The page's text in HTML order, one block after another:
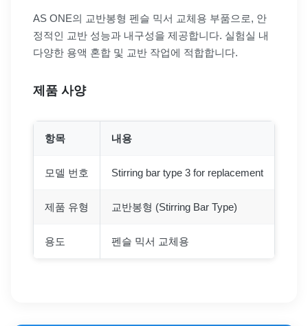
AS ONE의 교반봉형 펜슬 믹서 교체용 부품으로, 안
정적인 교반 성능과 내구성을 제공합니다. 실험실 내
다양한 용액 혼합 및 교반 작업에 적합합니다.
제품 사양
항목 내용
모델 번호 Stirring bar type 3 for replacement
제품 유형 교반봉형 (Stirring Bar Type)
용도 펜슬 믹서 교체용